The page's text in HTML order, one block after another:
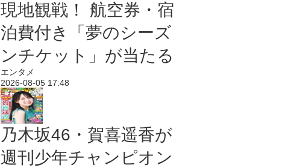
現地観戦！ 航空券・宿
泊費付き「夢のシーズ
ンチケット」が当たる
エンタメ
2026-08-05 17:48
乃木坂46・賀喜遥香が
週刊少年チャンピオン